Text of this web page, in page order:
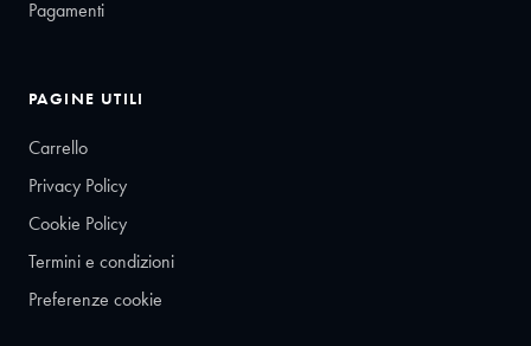
Pagamenti
PAGINE UTILI
Carrello
Privacy Policy
Cookie Policy
Termini e condizioni
Preferenze cookie